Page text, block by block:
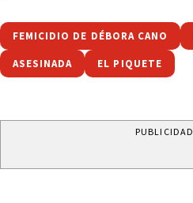
FEMICIDIO DE DÉBORA CANO
ASESINADA EL PIQUETE
PUBLICIDAD